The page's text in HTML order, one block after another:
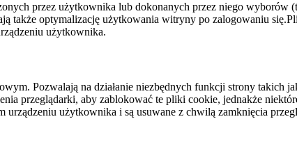
przez użytkownika lub dokonanych przez niego wyborów
także optymalizację użytkowania witryny po zalogowaniu
użytkownika.
Pozwalają na działanie niezbędnych funkcji strony takich
przeglądarki, aby zablokować te pliki cookie, jednakże
urządzeniu użytkownika i są usuwane z chwilą zamknięcia